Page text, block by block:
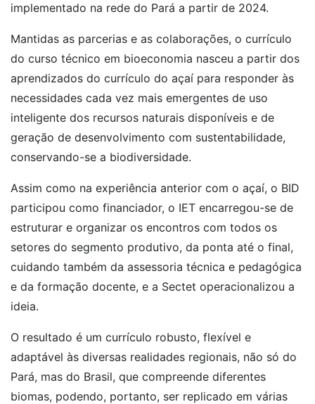
implementado na rede do Pará a partir de 2024.
Mantidas as parcerias e as colaborações, o currículo
do curso técnico em bioeconomia nasceu a partir dos
aprendizados do currículo do açaí para responder às
necessidades cada vez mais emergentes de uso
inteligente dos recursos naturais disponíveis e de
geração de desenvolvimento com sustentabilidade,
conservando-se a biodiversidade.
Assim como na experiência anterior com o açaí, o BID
participou como financiador, o IET encarregou-se de
estruturar e organizar os encontros com todos os
setores do segmento produtivo, da ponta até o final,
cuidando também da assessoria técnica e pedagógica
e da formação docente, e a Sectet operacionalizou a
ideia.
O resultado é um currículo robusto, flexível e
adaptável às diversas realidades regionais, não só do
Pará, mas do Brasil, que compreende diferentes
biomas, podendo, portanto, ser replicado em várias